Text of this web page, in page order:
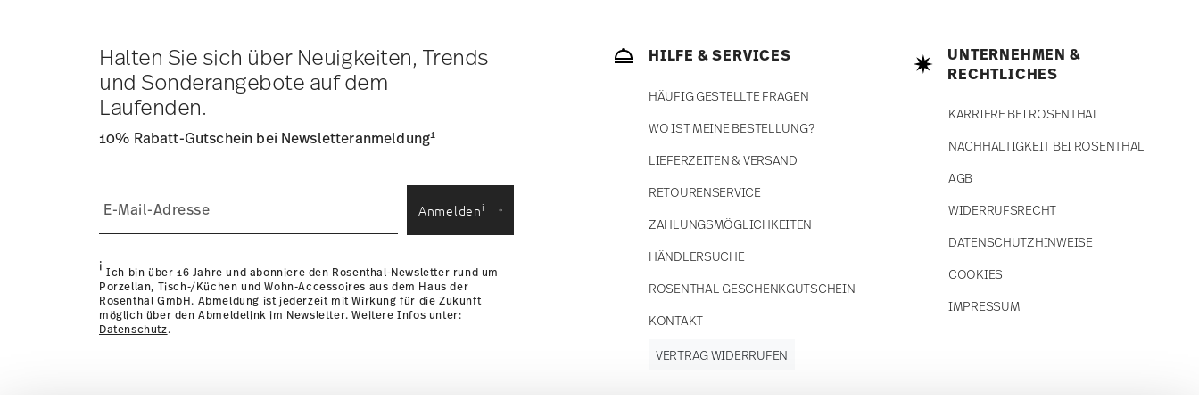
Lieferzeit innerhalb Deutschlands:
3-5 Werktage für vorrätige Artikel. Sie können die Lieferzeiten in
andere Länderhier einsehen.
Retouren:Für Retouren nutzen Sie bitte unserenRetourenservice
Halten Sie sich über Neuigkeiten, Trends
und Sonderangebote auf dem
Laufenden.
10% Rabatt-Gutschein bei Newsletteranmeldung1
Anmeldeni
i Ich bin über 16 Jahre und abonniere den Rosenthal-Newsletter rund um
Porzellan, Tisch-/Küchen und Wohn-Accessoires aus dem Haus der
Rosenthal GmbH. Abmeldung ist jederzeit mit Wirkung für die Zukunft
möglich über den Abmeldelink im Newsletter. Weitere Infos unter:
Datenschutz.
HILFE & SERVICES
HÄUFIG GESTELLTE FRAGEN
WO IST MEINE BESTELLUNG?
LIEFERZEITEN & VERSAND
RETOURENSERVICE
ZAHLUNGSMÖGLICHKEITEN
HÄNDLERSUCHE
ROSENTHAL GESCHENKGUTSCHEIN
KONTAKT
UNTERNEHMEN &
RECHTLICHES
KARRIERE BEI ROSENTHAL
NACHHALTIGKEIT BEI ROSENTHAL
AGB
WIDERRUFSRECHT
DATENSCHUTZHINWEISE
COOKIES
IMPRESSUM
VERTRAG WIDERRUFEN